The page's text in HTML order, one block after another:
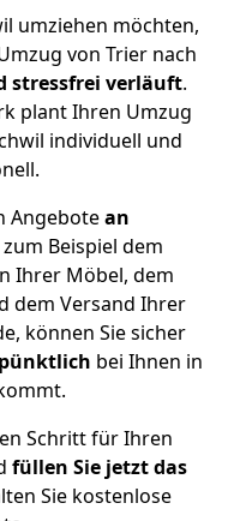
umziehen möchten,
von Trier nach
stressfrei verläuft.
plant Ihren Umzug
individuell und
Angebotean
zum Beispiel dem
Ihrer Möbel, dem
dem Versand Ihrer
können Sie sicher
bei Ihnen in
Schritt für Ihren
füllen Sie jetzt das
Sie kostenlose